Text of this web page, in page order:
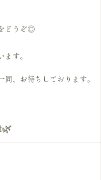
どうぞ◎
す。
、お待ちしております。